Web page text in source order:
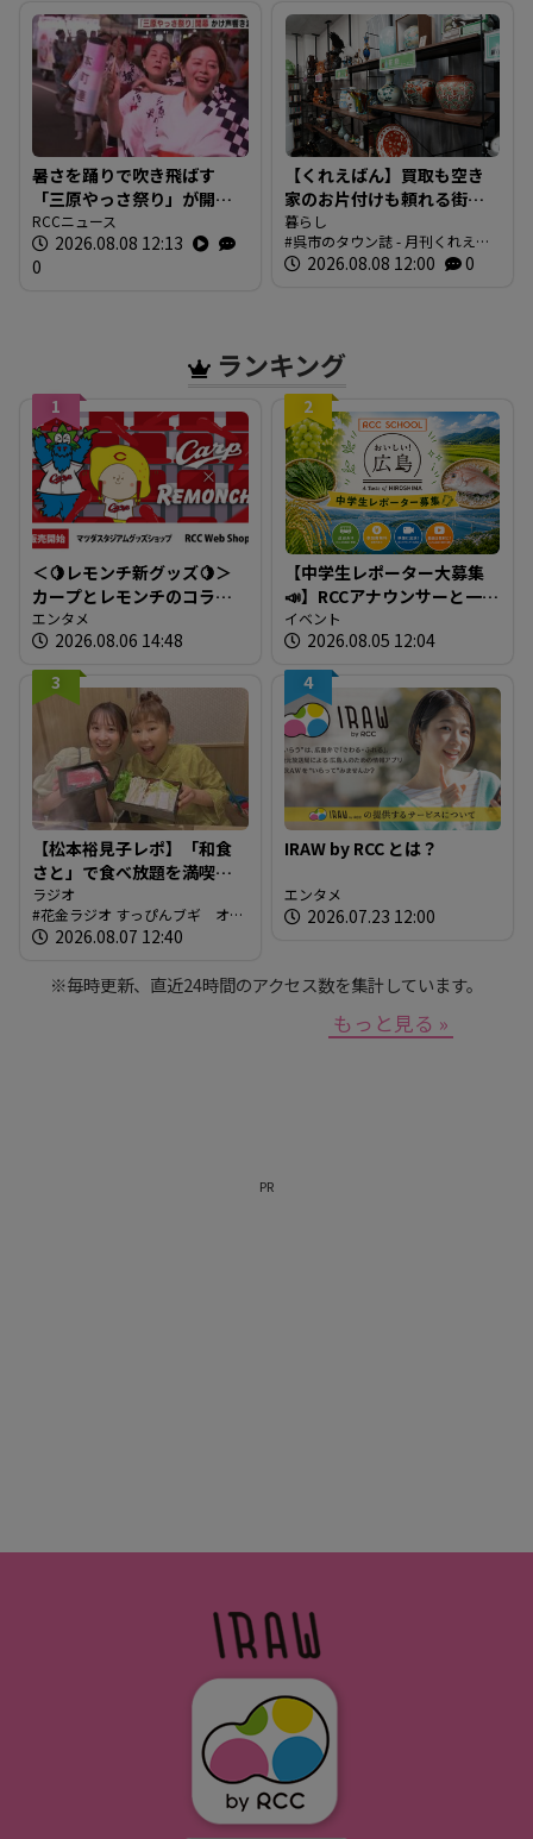
物を持った人たちで混雑
広島
ン 【8日正午現在】
暑さを踊りで吹き飛ばす
「三原やっさ祭り」が開
幕 元気なかけ声が響き渡
り 広島・三原市
RCCニュース
2026.08.08 12:13
0
【くれえばん】買取も空き
家のお片付けも頼れる街の
便利なお店「くれリサイク
ルショップ 環（めぐる）」
暮らし
呉市のタウン誌 - 月刊くれえば
ん 2026.08.08 12:00 0
ランキング
1
＜🍋レモンチ新グッズ🍋＞
カープとレモンチのコラボ
グッズが登場！
エンタメ
2026.08.06 14:48
2
【中学生レポーター大募集
📣】RCCアナウンサーと一緒
に「広島の食」の現場を取
材しよう！
イベント
2026.08.05 12:04
3
【松本裕見子レポ】「和食
さと」で食べ放題を満喫！
「さとしゃぶ」を体験！！
（RCCラジオ「花金ラジオ
すっぴんブギ」企画）
ラジオ
花金ラジオ すっぴんブギ オン
エア情報
2026.08.07 12:40
4
IRAW by RCC とは？
エンタメ
2026.07.23 12:00
※毎時更新、直近24時間のアクセス数を集計しています。
もっと見る »
PR